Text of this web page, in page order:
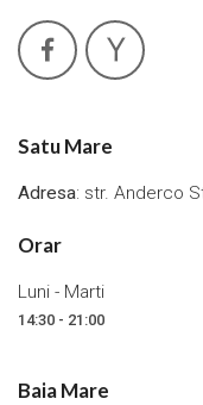
Satu Mare
Adresa: str. Anderco
Orar
Luni - Marti
14:30 - 21:00
Baia Mare